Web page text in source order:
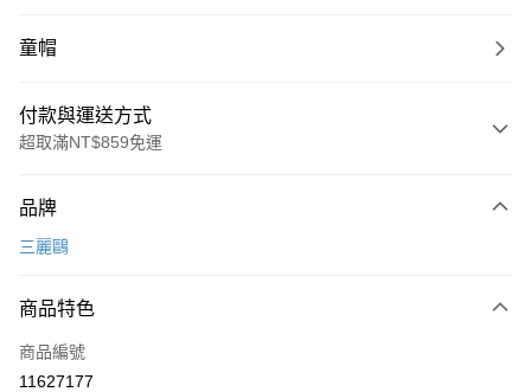
童帽
付款與運送方式
超取滿NT$859免運
信用卡一次付款
LINE Pay
Apple Pay
品牌
三麗鷗
商品特色
商品編號
11627177